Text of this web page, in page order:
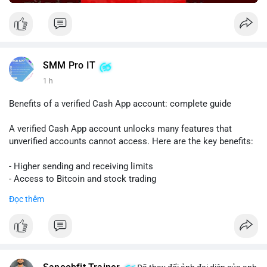
SMM Pro IT
1 h
Benefits of a verified Cash App account: complete guide
A verified Cash App account unlocks many features that
unverified accounts cannot access. Here are the key benefits:
- Higher sending and receiving limits
- Access to Bitcoin and stock trading
- Ability to link a bank account or card
To get verified, you need to provide your full name, date of
Đọc thêm